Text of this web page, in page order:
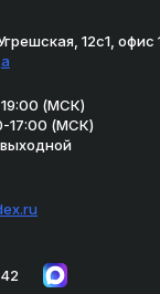
12с1, офис
(МСК)
17:00 (МСК)